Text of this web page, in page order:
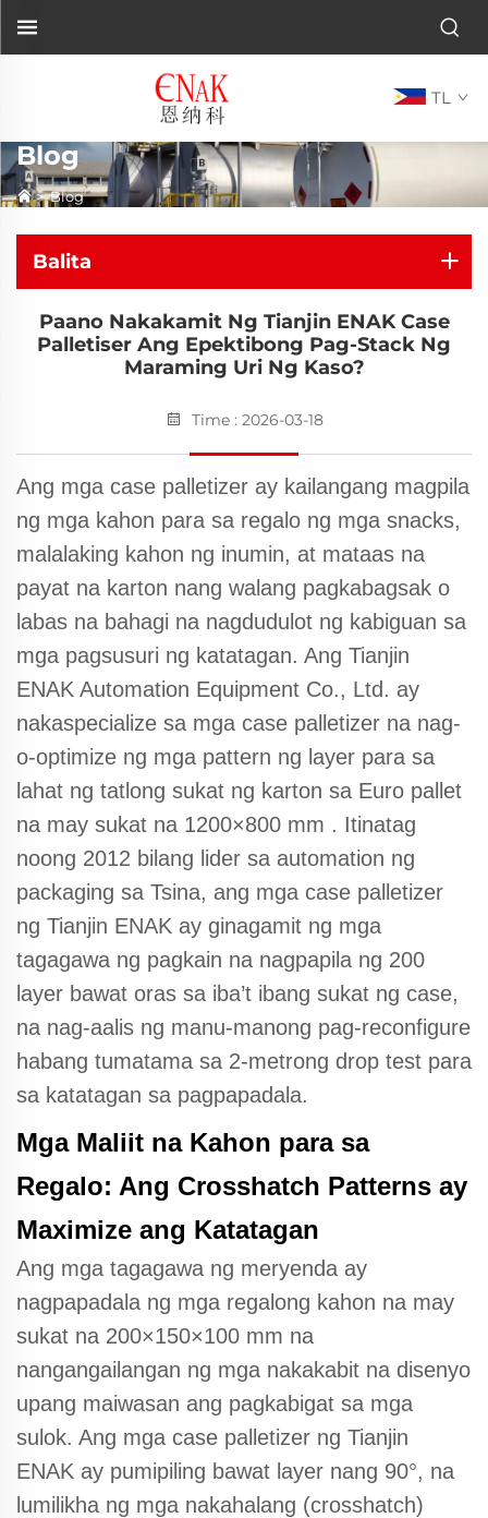
TL
Blog
>Blog
Balita
Paano Nakakamit Ng Tianjin ENAK Case
Palletiser Ang Epektibong Pag-Stack Ng
Maraming Uri Ng Kaso?
Time : 2026-03-18
Ang mga case palletizer ay kailangang magpila
ng mga kahon para sa regalo ng mga snacks,
malalaking kahon ng inumin, at mataas na
payat na karton nang walang pagkabagsak o
labas na bahagi na nagdudulot ng kabiguan sa
mga pagsusuri ng katatagan. Ang Tianjin
ENAK Automation Equipment Co., Ltd. ay
nakaspecialize sa mga case palletizer na nag-
o-optimize ng mga pattern ng layer para sa
lahat ng tatlong sukat ng karton sa Euro pallet
na may sukat na 1200×800 mm . Itinatag
noong 2012 bilang lider sa automation ng
packaging sa Tsina, ang mga case palletizer
ng Tianjin ENAK ay ginagamit ng mga
tagagawa ng pagkain na nagpapila ng 200
layer bawat oras sa iba’t ibang sukat ng case,
na nag-aalis ng manu-manong pag-reconfigure
habang tumatama sa 2-metrong drop test para
sa katatagan sa pagpapadala.
Mga Maliit na Kahon para sa
Regalo: Ang Crosshatch Patterns ay
Maximize ang Katatagan
Ang mga tagagawa ng meryenda ay
nagpapadala ng mga regalong kahon na may
sukat na 200×150×100 mm na
nangangailangan ng mga nakakabit na disenyo
upang maiwasan ang pagkabigat sa mga
sulok. Ang mga case palletizer ng Tianjin
ENAK ay pumipiling bawat layer nang 90°, na
lumilikha ng mga nakahalang (crosshatch)